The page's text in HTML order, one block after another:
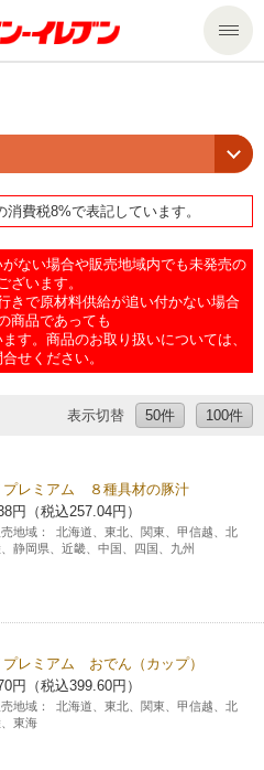
ード
スの重点課題
ネットショッピング
費税8%で表記しています。
ない場合や販売地域内でも未発売の
ざいます。
きで原材料供給が追い付かない場合
商品であっても
す。商品のお取り扱いについては、
せください。
表示切替 50件 100件
プレミアム ８種具材の豚汁
円（税込257.04円）
地域：
北海道、東北、関東、甲信越、北
静岡県、近畿、中国、四国、九州
プレミアム おでん（カップ）
円（税込399.60円）
地域：
北海道、東北、関東、甲信越、北
東海